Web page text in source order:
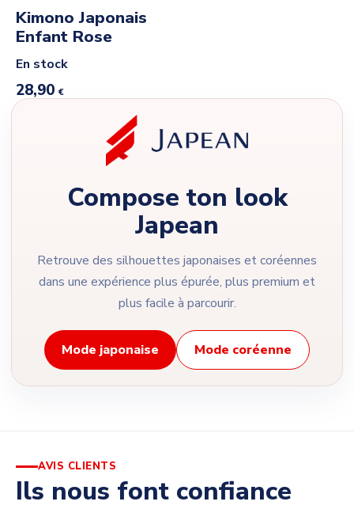
Kimono Japonais
Enfant Rose
En stock
28,90 €
Compose ton look
Japean
Retrouve des silhouettes japonaises et coréennes
dans une expérience plus épurée, plus premium et
plus facile à parcourir.
Mode japonaise Mode coréenne
AVIS CLIENTS
Ils nous font confiance